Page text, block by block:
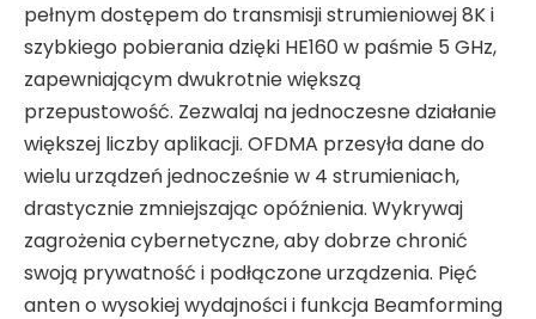
pełnym dostępem do transmisji strumieniowej 8K i
szybkiego pobierania dzięki HE160 w paśmie 5 GHz,
zapewniającym dwukrotnie większą
przepustowość. Zezwalaj na jednoczesne działanie
większej liczby aplikacji. OFDMA przesyła dane do
wielu urządzeń jednocześnie w 4 strumieniach,
drastycznie zmniejszając opóźnienia. Wykrywaj
zagrożenia cybernetyczne, aby dobrze chronić
swoją prywatność i podłączone urządzenia. Pięć
anten o wysokiej wydajności i funkcja Beamforming